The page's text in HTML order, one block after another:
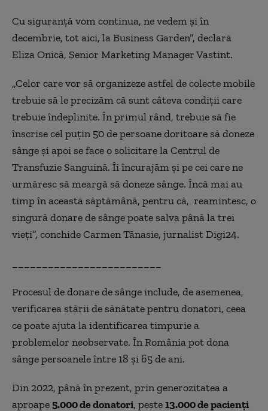
Cu siguranță vom continua, ne vedem și în
decembrie, tot aici, la Business Garden”, declară
Eliza Onică, Senior Marketing Manager Vastint.
„Celor care vor să organizeze astfel de colecte mobile
trebuie să le precizăm că sunt câteva condiții care
trebuie îndeplinite. În primul rând, trebuie să fie
înscrise cel puțin 50 de persoane doritoare să doneze
sânge și apoi se face o solicitare la Centrul de
Transfuzie Sanguină. Îi încurajăm și pe cei care ne
urmăresc să meargă să doneze sânge. Încă mai au
timp în această săptămână, pentru că, reamintesc, o
singură donare de sânge poate salva până la trei
vieți”, conchide Carmen Tănasie, jurnalist Digi24.
Procesul de donare de sânge include, de asemenea,
verificarea stării de sănătate pentru donatori, ceea
ce poate ajuta la identificarea timpurie a
problemelor neobservate. În România pot dona
sânge persoanele între 18 și 65 de ani.
Din 2022, până în prezent, prin generozitatea a
aproape5.000 de donatori, peste13.000 de pacienți